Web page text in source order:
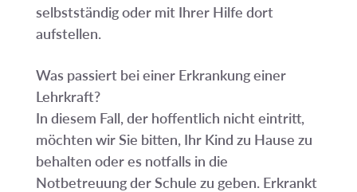
selbstständig oder mit Ihrer Hilfe dort
aufstellen.
Was passiert bei einer Erkrankung einer
Lehrkraft?
In diesem Fall, der hoffentlich nicht eintritt,
möchten wir Sie bitten, Ihr Kind zu Hause zu
behalten oder es notfalls in die
Notbetreuung der Schule zu geben. Erkrankt